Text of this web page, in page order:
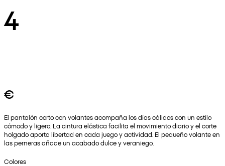
4
€
El pantalón corto con volantes acompaña los días cálidos con un estilo
cómodo y ligero. La cintura elástica facilita el movimiento diario y el corte
holgado aporta libertad en cada juego y actividad. El pequeño volante en
las perneras añade un acabado dulce y veraniego.
Colores